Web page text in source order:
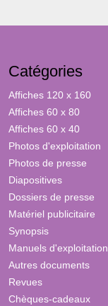
Catégories
Affiches 120 x 160
Affiches 60 x 80
Affiches 60 x 40
Photos d'exploitation
Photos de presse
Diapositives
Dossiers de presse
Matériel publicitaire
Synopsis
Manuels d'exploitation
Autres documents
Revues
Chèques-cadeaux